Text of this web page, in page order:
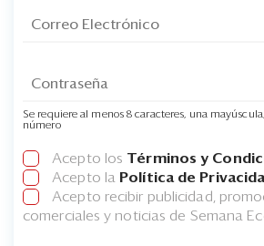
Se requiere al menos 8 caracteres, una
número
Acepto los Términos y
Acepto la Política de
Acepto recibir publicidad,
comerciales y noticias de Semana